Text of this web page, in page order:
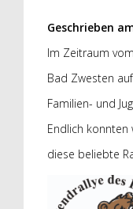
Geschrieben
Im Zeitraum
Bad Zwesten
Familien- und
Endlich konnten
diese beliebte